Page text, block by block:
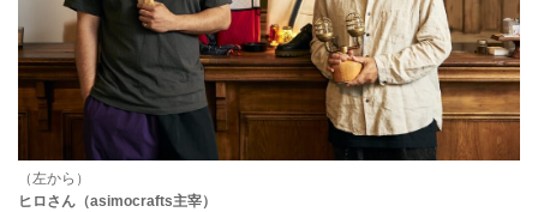
（左から）
ヒロさん（asimocrafts主宰）